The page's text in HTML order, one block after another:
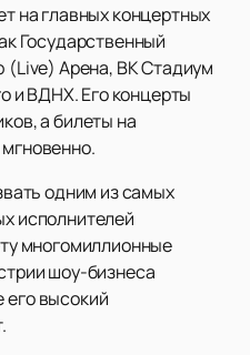
на главных концертных
Государственный
Арена, ВК Стадиум
и ВДНХ. Его концерты
а билеты на
одним из самых
исполнителей
многомиллионные
шоу-бизнеса
высокий